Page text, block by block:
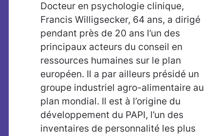
Docteur en psychologie clinique,
Francis Willigsecker, 64 ans, a dirigé
pendant près de 20 ans l’un des
principaux acteurs du conseil en
ressources humaines sur le plan
européen. Il a par ailleurs présidé un
groupe industriel agro-alimentaire au
plan mondial. Il est à l’origine du
développement du PAPI, l’un des
inventaires de personnalité les plus